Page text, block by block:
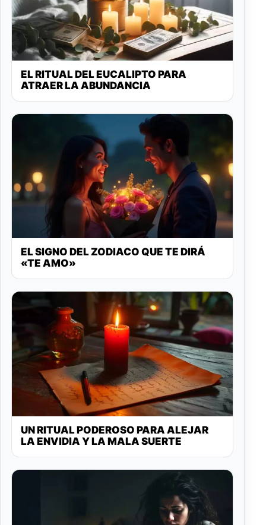
EL RITUAL DEL EUCALIPTO PARA
ATRAER LA ABUNDANCIA
EL SIGNO DEL ZODIACO QUE TE DIRÁ
«TE AMO»
UN RITUAL PODEROSO PARA ALEJAR
LA ENVIDIA Y LA MALA SUERTE